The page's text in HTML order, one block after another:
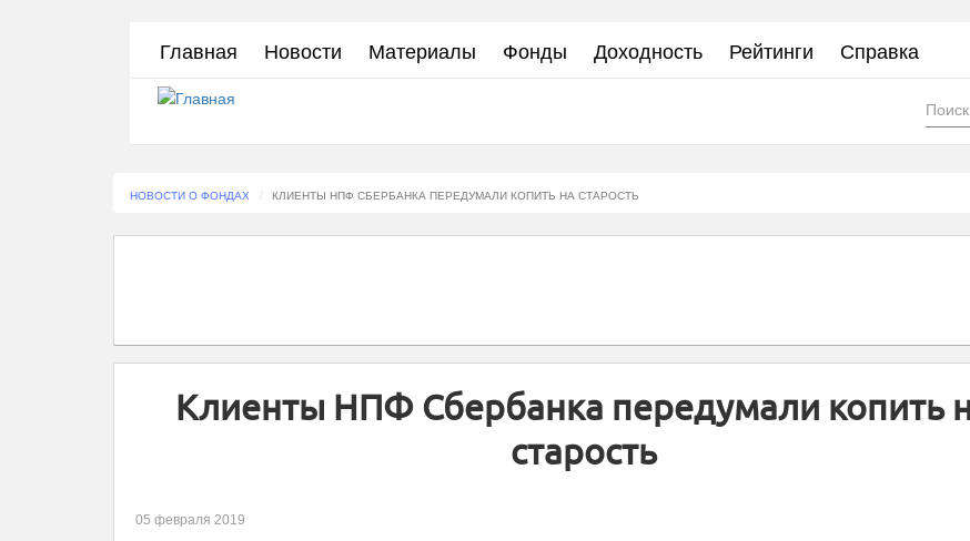
Главная Новости Материалы Фонды Доходность Рейтинги Справка
НОВОСТИ О ФОНДАХ КЛИЕНТЫ НПФ СБЕРБАНКА ПЕРЕДУМАЛИ КОПИТЬ НА СТАРОСТЬ
Клиенты НПФ Сбербанка передумали копить
старость
05 февраля 2019